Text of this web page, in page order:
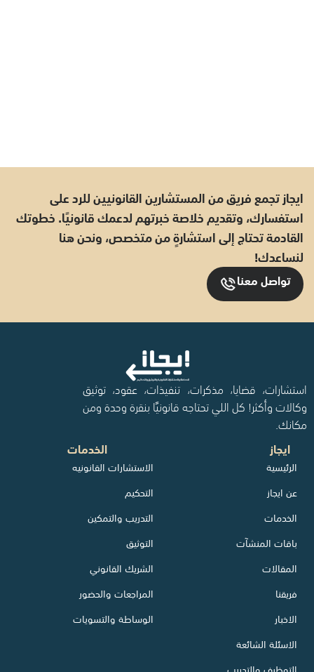
ايجاز تجمع فريق من المستشارين القانونيين للرد على
استفسارك، وتقديم خلاصة خبرتهم لدعمك قانونيًا. خطوتك
القادمة تحتاج إلى استشارةٍ من متخصص، ونحن هنا
لنساعدك!
تواصل معنا
استشارات، قضايا، مذكرات، تنفيذات، عقود، توثيق
وكالات وأكثر! كل اللي تحتاجه قانونيًا بنقرة وحدة ومن
مكانك.
ايجاز
الرئيسية
عن ايجاز
الخدمات
باقات المنشآت
المقالات
فريقنا
الاخبار
الاسئلة الشائعة
الخدمات
الاستشارات القانونيه
التحكيم
التدريب والتمكين
التوثيق
الشريك القانوني
المراجعات والحضور
الوساطة والتسويات